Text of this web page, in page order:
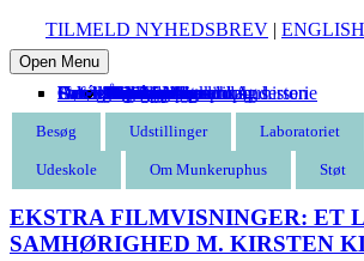
TILMELD NYHEDSBREV | ENGLISH
Open Menu
BesøgEntré
Åbningstider
Find vej
Butik
Omvisning
Udstillinger
Aktuelle
Kommende
Tidligere
Laboratoriet
Arrangementer
Kommende
Tidligere
Udeskole
Om Munkeruphus
Munkeruphus i dag
Husets arkitektur og historie
Gunnar Aagaard Andersen
Have og strand
Leje af Munkeruphus
Organisation
Stillinger
Persondatapolitik
Støt Støt Munkeruphus
Bliv kunstven
Bliv frivillig
Bliv sponsor
Tak til
Café
Besøg Udstillinger Laboratoriet
Udeskole Om Munkeruphus Støt
EKSTRA FILMVISNINGER: ET
SAMHØRIGHED M. KIRSTEN